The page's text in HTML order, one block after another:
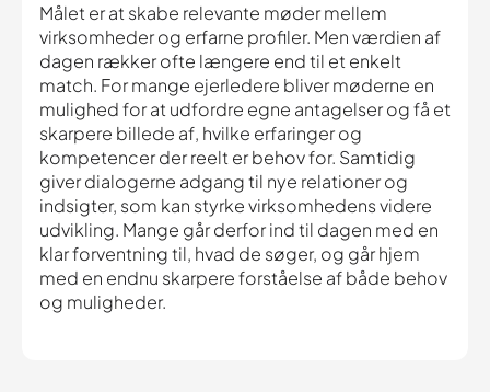
Målet er at skabe relevante møder mellem
virksomheder og erfarne profiler. Men værdien af
dagen rækker ofte længere end til et enkelt
match. For mange ejerledere bliver møderne en
mulighed for at udfordre egne antagelser og få et
skarpere billede af, hvilke erfaringer og
kompetencer der reelt er behov for. Samtidig
giver dialogerne adgang til nye relationer og
indsigter, som kan styrke virksomhedens videre
udvikling. Mange går derfor ind til dagen med en
klar forventning til, hvad de søger, og går hjem
med en endnu skarpere forståelse af både behov
og muligheder.